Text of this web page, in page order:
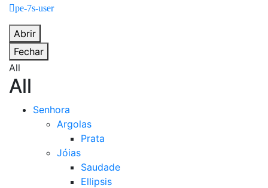
pe-7s-user
Abrir
Fechar
All
All
Senhora
Argolas
Prata
Jóias
Saudade
Ellipsis